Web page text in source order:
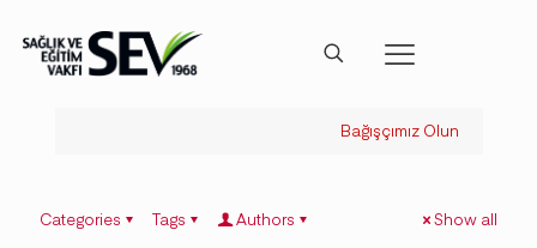
Bağışçımız Olun
Categories Tags Authors Show all